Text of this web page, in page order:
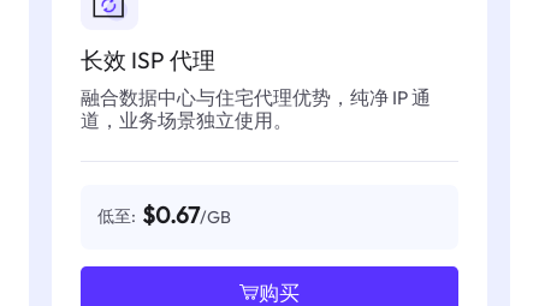
长效 ISP 代理
融合数据中心与住宅代理优势，纯净 IP 通
道，业务场景独立使用。
低至: $0.67/GB
购买